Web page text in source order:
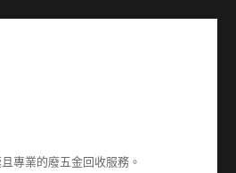
專業的廢五金回收服務。